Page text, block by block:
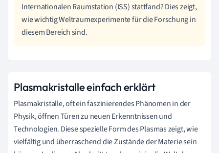
Internationalen Raumstation (ISS) stattfand? Dies zeigt,
wie wichtig Weltraumexperimente für die Forschung in
diesem Bereich sind.
Plasmakristalle einfach erklärt
Plasmakristalle, oft ein faszinierendes Phänomen in der
Physik, öffnen Türen zu neuen Erkenntnissen und
Technologien. Diese spezielle Form des Plasmas zeigt, wie
vielfältig und überraschend die Zustände der Materie sein